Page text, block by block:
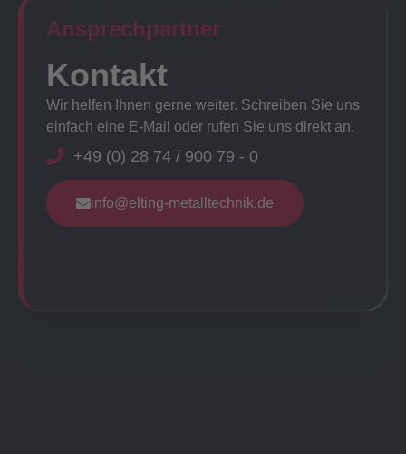
Ansprechpartner​
Kontakt
Wir helfen Ihnen gerne weiter. Schreiben Sie uns
einfach eine E-Mail oder rufen Sie uns direkt an.
+49 (0) 28 74 / 900 79 - 0
info@elting-metalltechnik.de